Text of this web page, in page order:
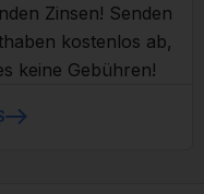
Zinsen! Senden
kostenlos ab,
keine Gebühren!